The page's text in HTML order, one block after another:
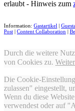
erlaubt - Hinweis zum
Information: Gastartikel
Post
Content Collaboration
Durch die weitere
von Cookies zu.
Die Cookie-
zulassen" eingestellt,
Wenn du diese
verwendest oder auf